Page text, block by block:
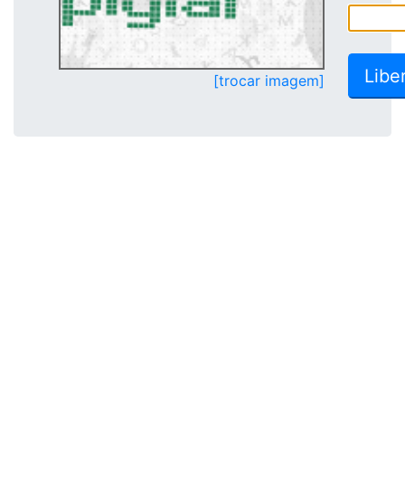
[trocar imagem]